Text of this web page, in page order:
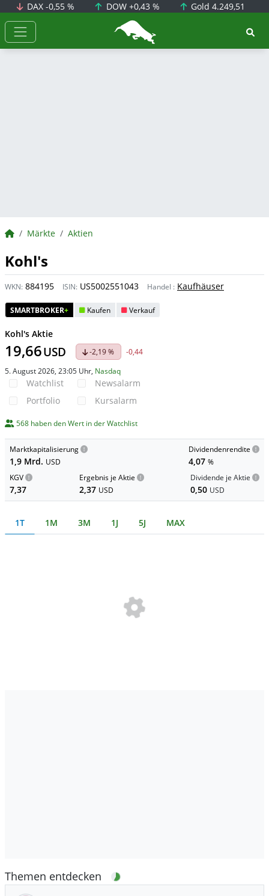
DAX-0,55 % DOW +0,43 % Gold4.249,51
BörsenNEWS.de
BörsenNEWS.de
Märkte Aktien
Kohl's
WKN: 884195 ISIN: US5002551043 Handel : Kaufhäuser
SMARTBROKER+ Kaufen Verkauf
Kohl's Aktie
19,66USD -2,19 %
-0,44
5. August 2026, 23:05 Uhr, Nasdaq
Watchlist
Portfolio
Newsalarm
Kursalarm
568 haben den Wert in der Watchlist
Marktkapitalisierung
1,9 Mrd. USD
Dividendenrendite
4,07 %
KGV
7,37
Ergebnis je Aktie
2,37 USD
Dividende je Aktie
0,50 USD
1T 1M 3M 1J 5J MAX
Themen entdecken